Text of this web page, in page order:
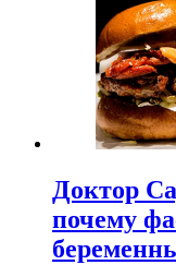
Доктор
почему